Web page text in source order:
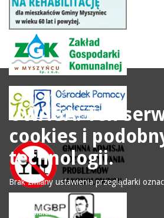
UWAGA! Ten
cookies i
technologii.
Brak zmiany ustawienia przeglądarki
więcej…
Zrozumiałem